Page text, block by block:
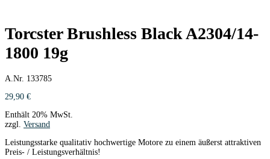
Torcster Brushless Black A2304/14-
1800 19g
A.Nr. 133785
29,90 €
Enthält 20% MwSt.
zzgl. Versand
Leistungsstarke qualitativ hochwertige Motore zu einem äußerst attraktiven
Preis- / Leistungsverhältnis!